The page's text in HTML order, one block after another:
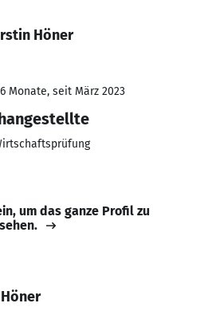
Höner
Monate, seit März 2023
um das ganze Profil zu
sehen.